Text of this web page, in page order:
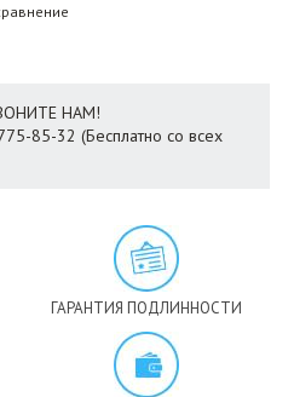
НАМ!
85-32 (Бесплатно со всех
ГАРАНТИЯ ПОДЛИННОСТИ